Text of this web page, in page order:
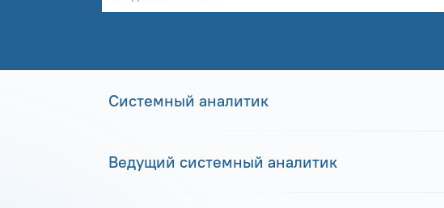
Системный аналитик
Ведущий системный аналитик